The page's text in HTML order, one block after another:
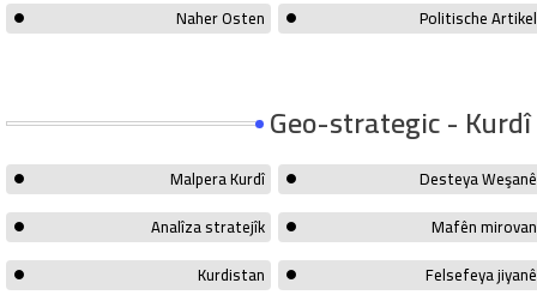
Naher Osten
Politische Artikel
Geo-strategic - Kurdî
Malpera Kurdî
Desteya Weşanê
Analîza stratejîk
Mafên mirovan
Kurdistan
Felsefeya jiyanê